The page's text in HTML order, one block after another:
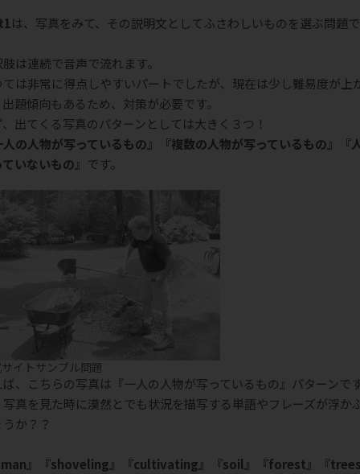
は、写真をみて、その説明文としてふさわしいものを選ぶ問題で
は連続で音声で流れます。
ては非常に得点しやすいパートでしたが、現在は少し難易度が上
題傾向もあるため、対策が必要です。
出てくる写真のパターンとしては大きく３つ！
の人物が写っているもの』『複数の人物が写っているもの』『
いないもの』 です。
イトサンプル問題
、こちらの写真は『一人の人物が写っているもの』パターンで
真を見た時に漠然とでも状況を描写する単語やフレーズが浮か
か？？
man』『shoveling』『cultivating』『soil』『forest』『